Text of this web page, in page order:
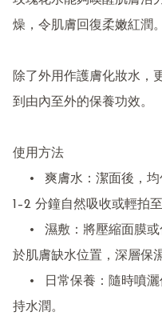
燥，令肌膚回復柔嫩紅潤。
除了外用作護膚化妝水，
到由內至外的保養功效。
使用方法
1–2 分鐘自然吸收或輕拍至
於肌膚缺水位置，深層保
持水潤。